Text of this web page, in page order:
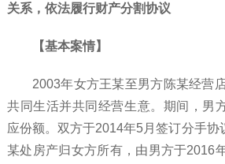
关系，依法履行财产分割协议
【基本案情】
2003年女方王某至男方陈某经营
共同生活并共同经营生意。期间，男
应份额。双方于2014年5月签订分手协
某处房产归女方所有，由男方于2016